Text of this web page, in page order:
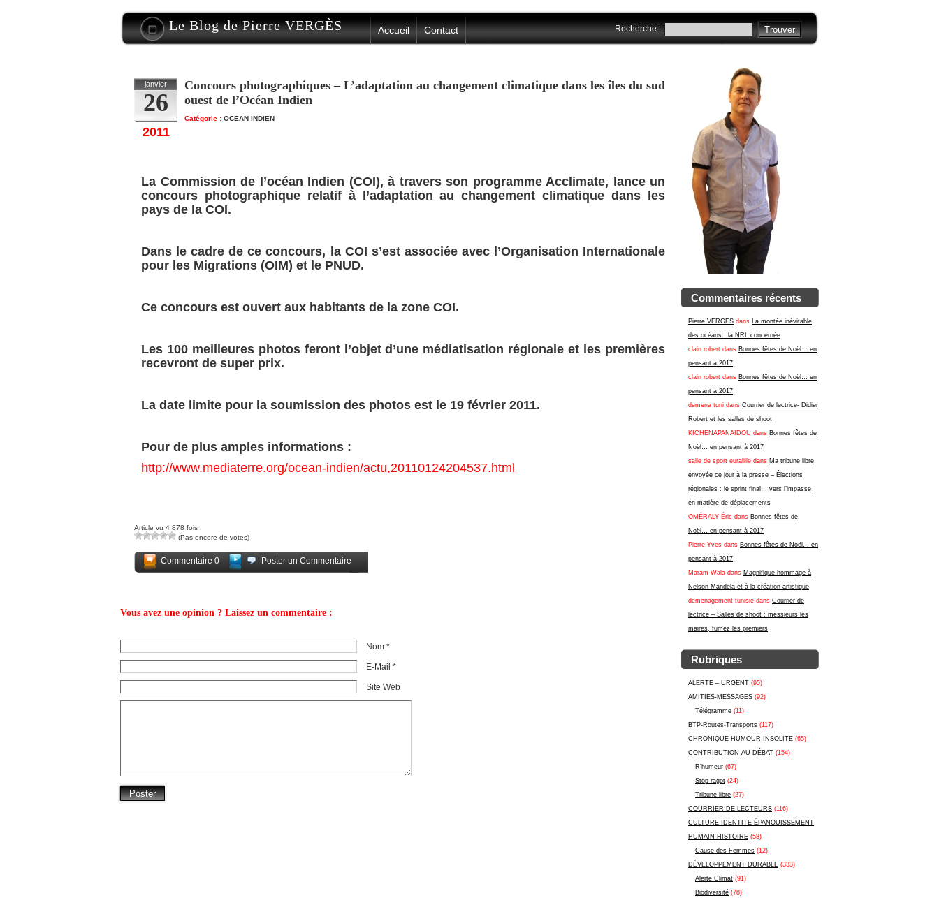
Le Blog de Pierre VERGÈS Accueil Contact Recherche :
Commentaires récents
Pierre VERGES dans La montée inévitable
des océans : la NRL concernée
clain robert dans Bonnes fêtes de Noël… en
pensant à 2017
clain robert dans Bonnes fêtes de Noël… en
pensant à 2017
demena tuni dans Courrier de lectrice- Didier
Robert et les salles de shoot
KICHENAPANAIDOU dans Bonnes fêtes de
Noël… en pensant à 2017
salle de sport euralille dans Ma tribune libre
envoyée ce jour à la presse – Élections
régionales : le sprint final… vers l’impasse
en matière de déplacements
OMÉRALY Éric dans Bonnes fêtes de
Noël… en pensant à 2017
Pierre-Yves dans Bonnes fêtes de Noël… en
pensant à 2017
Maram Wala dans Magnifique hommage à
Nelson Mandela et à la création artistique
demenagement tunisie dans Courrier de
lectrice – Salles de shoot : messieurs les
maires, fumez les premiers
Rubriques
ALERTE – URGENT (95)
AMITIES-MESSAGES (92)
Télégramme (11)
BTP-Routes-Transports (117)
CHRONIQUE-HUMOUR-INSOLITE (65)
CONTRIBUTION AU DÉBAT (154)
R'humeur (67)
Stop ragot (24)
Tribune libre (27)
COURRIER DE LECTEURS (116)
CULTURE-IDENTITE-ÉPANOUISSEMENT
HUMAIN-HISTOIRE (58)
Cause des Femmes (12)
DÉVELOPPEMENT DURABLE (333)
Alerte Climat (91)
Biodiversité (78)
janvier
26
2011
Concours photographiques – L’adaptation au changement climatique dans les îles du sud
ouest de l’Océan Indien
Catégorie : OCEAN INDIEN
La Commission de l’océan Indien (COI), à travers son programme Acclimate, lance un
concours photographique relatif à l’adaptation au changement climatique dans les
pays de la COI.
Dans le cadre de ce concours, la COI s’est associée avec l’Organisation Internationale
pour les Migrations (OIM) et le PNUD.
Ce concours est ouvert aux habitants de la zone COI.
Les 100 meilleures photos feront l’objet d’une médiatisation régionale et les premières
recevront de super prix.
La date limite pour la soumission des photos est le 19 février 2011.
Pour de plus amples informations :
http://www.mediaterre.org/ocean-indien/actu,20110124204537.html
Article vu 4 878 fois
(Pas encore de votes)
Commentaire 0
Poster un Commentaire
Vous avez une opinion ? Laissez un commentaire :
Nom *
E-Mail *
Site Web